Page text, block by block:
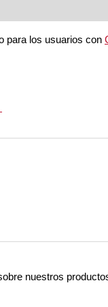
para los usuarios con
nuestros